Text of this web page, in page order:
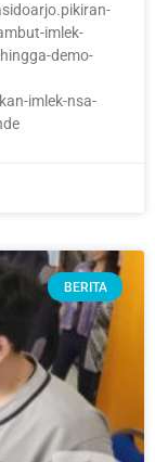
imlek-
demo-
imlek-nsa-
BERITA